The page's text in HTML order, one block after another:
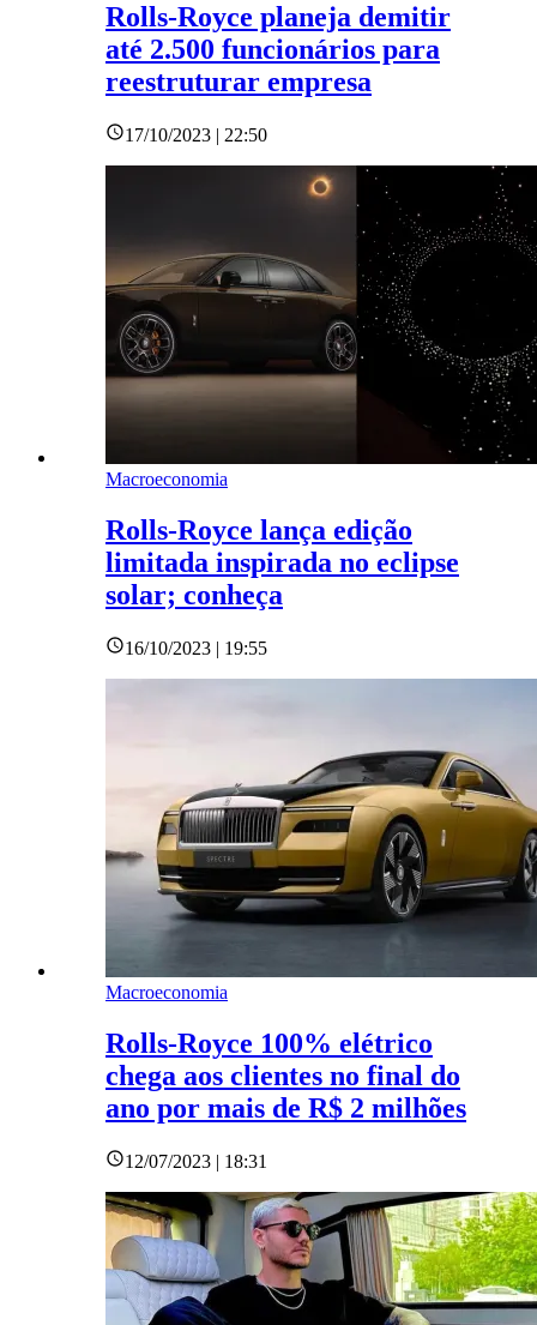
Rolls-Royce planeja demitir
até 2.500 funcionários para
reestruturar empresa
17/10/2023 | 22:50
Macroeconomia
Rolls-Royce lança edição
limitada inspirada no eclipse
solar; conheça
16/10/2023 | 19:55
Macroeconomia
Rolls-Royce 100% elétrico
chega aos clientes no final do
ano por mais de R$ 2 milhões
12/07/2023 | 18:31